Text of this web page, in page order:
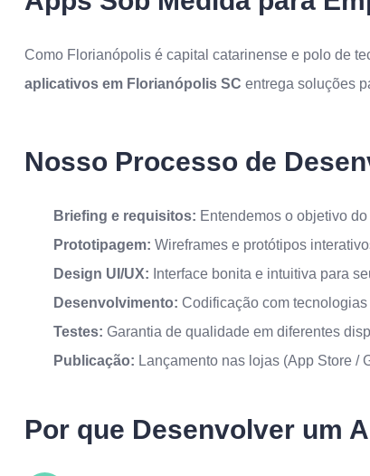
Como Florianópolis é capital catarinense e polo de
aplicativos em Florianópolis SC entrega soluções
Nosso Processo de
Briefing e requisitos: Entendemos o objetivo
Prototipagem: Wireframes e protótipos
Design UI/UX: Interface bonita e intuitiva para
Desenvolvimento: Codificação com
Testes: Garantia de qualidade em diferentes
Publicação: Lançamento nas lojas (App Store /
Por que Desenvolver um